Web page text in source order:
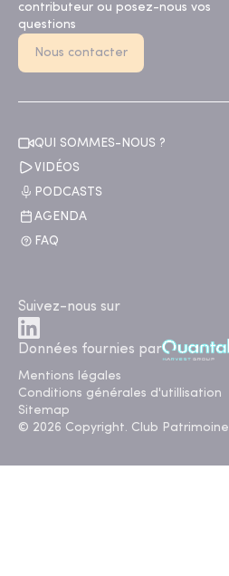
contributeur ou posez-nous vos
questions
Nous contacter
QUI SOMMES-NOUS ?
VIDÉOS
PODCASTS
AGENDA
FAQ
Suivez-nous sur
Données fournies par
Mentions légales
Conditions générales d'utillisation
Sitemap
© 2026 Copyright. Club Patrimoine